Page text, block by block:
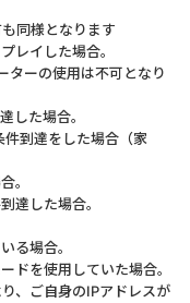
同様となります
レイした場合。
ーの使用は不可となり
した場合。
件到達をした場合（家
。
達した場合。
る場合。
ドを使用していた場合。
、ご自身のIPアドレスが